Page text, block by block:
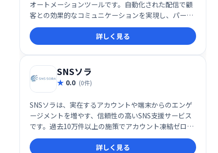
オートメーションツールです。自動化された配信で顧
客との効果的なコミュニケーションを実現し、パーソ
ナライズされたメッセージの送信やデータの一元管
理、効果測定を支援します。マーケティング業務の効
率化と成果向上に繋がる、LINE公式アカウントを活用
した最適なマーケティングソリューションです。
詳しく見る
SNSソラ
0.0 (0件)
SNSソラは、実在するアカウントや端末からのエンゲ
ージメントを増やす、信頼性の高いSNS支援サービス
です。過去10万件以上の施策でアカウント凍結ゼロを
達成しており、安心してご利用いただけます。
詳しく見る